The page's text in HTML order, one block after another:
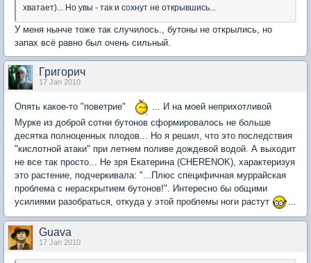
хватает)... Но увы - так и сохнут не открывшись...
У меня нынче тоже так случилось., бутоны не открылись, но
запах всё равно был очень сильный.
Григорич
17 Jan 2010
Опять какое-то "поветрие"
... И на моей неприхотливой
Мурке из доброй сотни бутонов сформировалось не больше
десятка полноценных плодов... Но я решил, что это последствия
"кислотной атаки" при летнем поливе дождевой водой. А выходит
не все так просто... Не зря Екатерина (CHERENOK), характеризуя
это растение, подчеркивала: "...Плюс специфичная муррайская
проблема с нераскрытием бутонов!". Интересно бы общими
усилиями разобраться, откуда у этой проблемы ноги растут
...
Guava
17 Jan 2010